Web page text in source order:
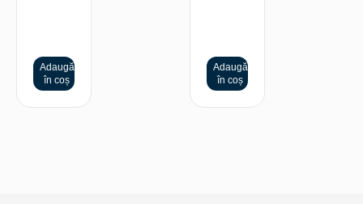
Adaugă
în coș
Adaugă
în coș